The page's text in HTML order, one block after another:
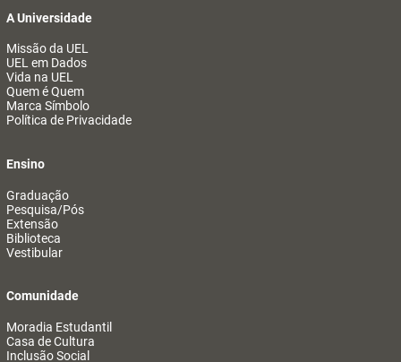
A Universidade
Missão da UEL
UEL em Dados
Vida na UEL
Quem é Quem
Marca Símbolo
Política de Privacidade
Ensino
Graduação
Pesquisa/Pós
Extensão
Biblioteca
Vestibular
Comunidade
Moradia Estudantil
Casa de Cultura
Inclusão Social